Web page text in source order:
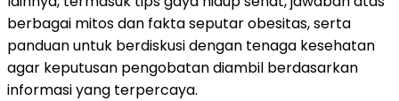
berbagai mitos dan fakta seputar obesitas, serta
panduan untuk berdiskusi dengan tenaga kesehatan
agar keputusan pengobatan diambil berdasarkan
informasi yang terpercaya.